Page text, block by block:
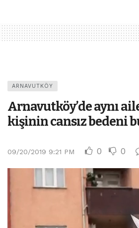
ARNAVUTKÖY
Arnavutköy’de aynı
kişinin cansız bedeni
09/20/2019 9:21 PM 0 0